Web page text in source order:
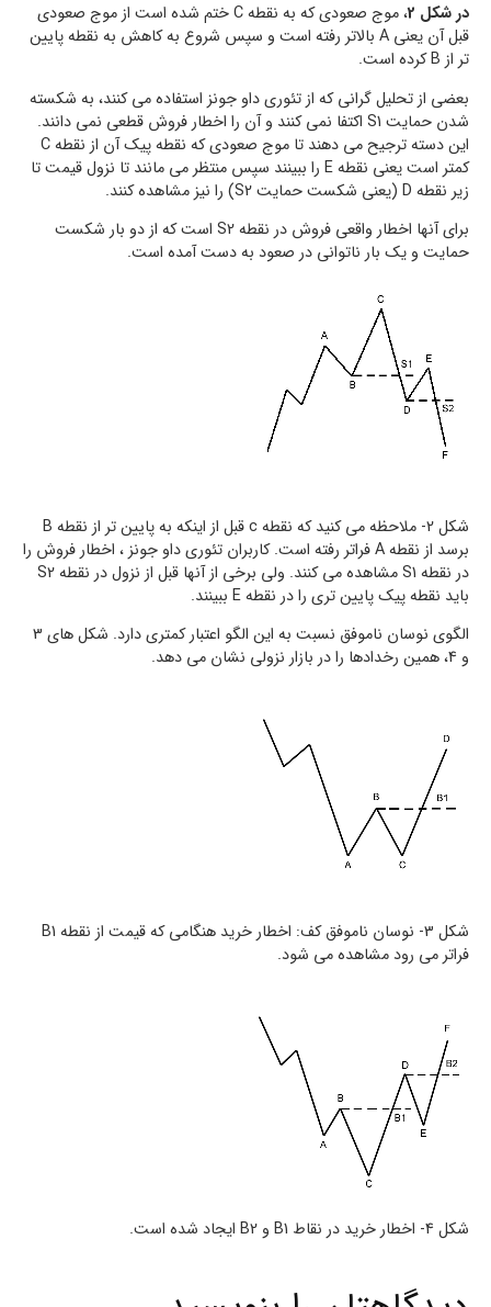
در شکل 2
، موج صعودی که به نقطه C ختم شده است از موج صعودی
قبل آن یعنی A بالاتر رفته است و سپس شروع به کاهش به نقطه پایین
تر از B کرده است.
بعضی از تحلیل گرانی که از تئوری داو جونز استفاده می کنند، به شکسته
شدن حمایت S1 اکتفا نمی کنند و آن را اخطار فروش قطعی نمی دانند.
این دسته ترجیح می دهند تا موج صعودی که نقطه پیک آن از نقطه C
کمتر است یعنی نقطه E را ببینند سپس منتظر می مانند تا نزول قیمت تا
زیر نقطه D (یعنی شکست حمایت S2) را نیز مشاهده کنند.
برای آنها اخطار واقعی فروش در نقطه S2 است که از دو بار شکست
حمایت و یک بار ناتوانی در صعود به دست آمده است.
شکل 2- ملاحظه می کنید که نقطه c قبل از اینکه به پایین تر از نقطه B
برسد از نقطه A فراتر رفته است. کاربران تئوری داو جونز ، اخطار فروش را
در نقطه S1 مشاهده می کنند. ولی برخی از آنها قبل از نزول در نقطه S2
باید نقطه پیک پایین تری را در نقطه E ببینند.
الگوی نوسان ناموفق نسبت به این الگو اعتبار کمتری دارد. شکل های 3
و 4، همین رخدادها را در بازار نزولی نشان می دهد.
شکل 3- نوسان ناموفق کف: اخطار خرید هنگامی که قیمت از نقطه B1
فراتر می رود مشاهده می شود.
شکل 4- اخطار خرید در نقاط B1 و B2 ایجاد شده است.